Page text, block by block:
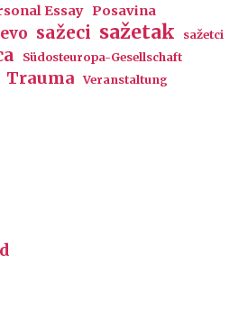
Essay Posavina
sažeci sažetak
sažetci
Südosteuropa-Gesellschaft
Trauma Veranstaltung